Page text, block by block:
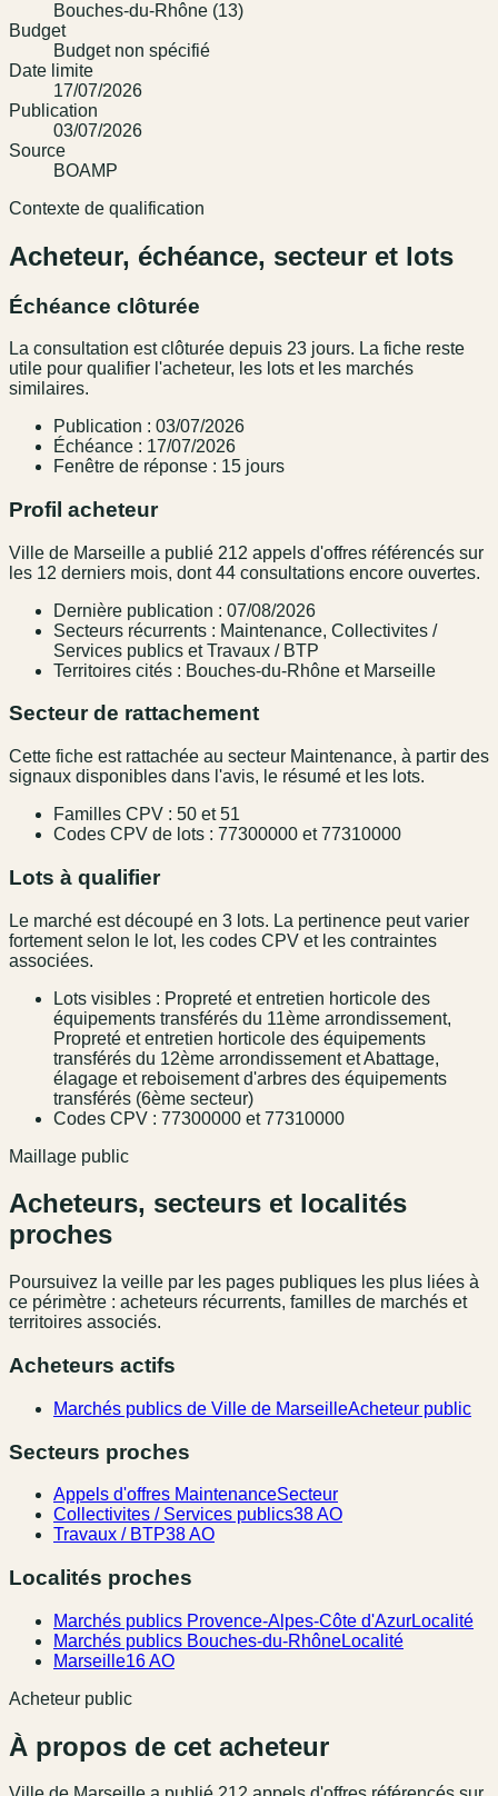
Bouches-du-Rhône (13)
Budget
Budget non spécifié
Date limite
17/07/2026
Publication
03/07/2026
Source
BOAMP
Contexte de qualification
Acheteur, échéance, secteur et lots
Échéance clôturée
La consultation est clôturée depuis 23 jours. La fiche reste
utile pour qualifier l'acheteur, les lots et les marchés
similaires.
Publication : 03/07/2026
Échéance : 17/07/2026
Fenêtre de réponse : 15 jours
Profil acheteur
Ville de Marseille a publié 212 appels d'offres référencés sur
les 12 derniers mois, dont 44 consultations encore ouvertes.
Dernière publication : 07/08/2026
Secteurs récurrents : Maintenance, Collectivites /
Services publics et Travaux / BTP
Territoires cités : Bouches-du-Rhône et Marseille
Secteur de rattachement
Cette fiche est rattachée au secteur Maintenance, à partir des
signaux disponibles dans l'avis, le résumé et les lots.
Familles CPV : 50 et 51
Codes CPV de lots : 77300000 et 77310000
Lots à qualifier
Le marché est découpé en 3 lots. La pertinence peut varier
fortement selon le lot, les codes CPV et les contraintes
associées.
Lots visibles : Propreté et entretien horticole des
équipements transférés du 11ème arrondissement,
Propreté et entretien horticole des équipements
transférés du 12ème arrondissement et Abattage,
élagage et reboisement d'arbres des équipements
transférés (6ème secteur)
Codes CPV : 77300000 et 77310000
Maillage public
Acheteurs, secteurs et localités
proches
Poursuivez la veille par les pages publiques les plus liées à
ce périmètre : acheteurs récurrents, familles de marchés et
territoires associés.
Acheteurs actifs
Marchés publics de Ville de MarseilleAcheteur public
Secteurs proches
Appels d'offres MaintenanceSecteur
Collectivites / Services publics38 AO
Travaux / BTP38 AO
Localités proches
Marchés publics Provence-Alpes-Côte d'AzurLocalité
Marchés publics Bouches-du-RhôneLocalité
Marseille16 AO
Acheteur public
À propos de cet acheteur